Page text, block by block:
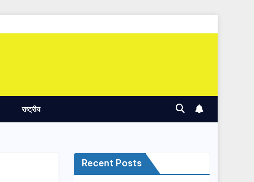
राष्ट्रीय
Recent Posts